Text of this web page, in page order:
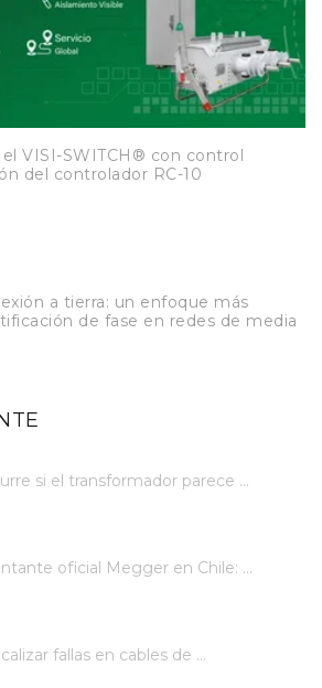
VISI-SWITCH® con control
del controlador RC-10
a tierra: un enfoque más
de fase en redes de media
si el transformador parece ...
oficial Megger en Chile: ...
fallas en cables de ...